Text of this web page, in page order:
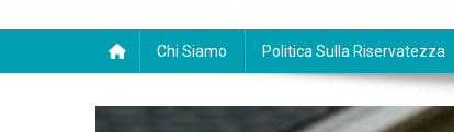
Chi Siamo Politica Sulla Riservatezza